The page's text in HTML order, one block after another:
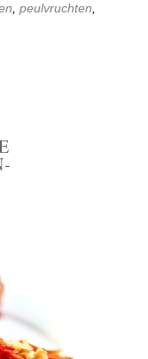
, peulvruchten,